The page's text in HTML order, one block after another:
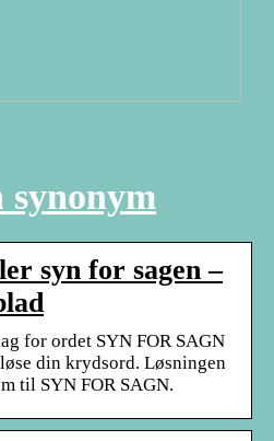
synonym
syn for sagen –
for ordet SYN FOR SAGN
din krydsord. Løsningen
til SYN FOR SAGN.